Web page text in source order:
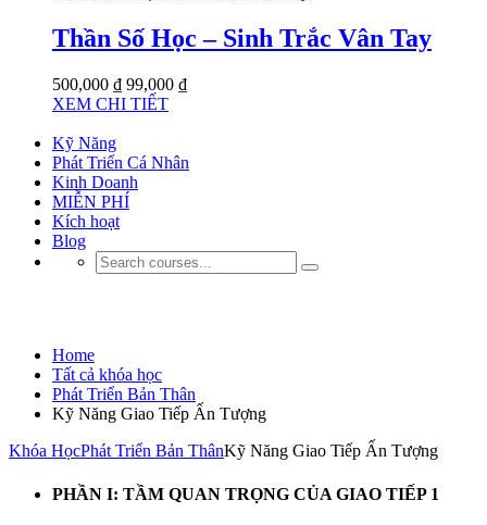
Thần Số Học – Sinh Trắc Vân Tay
500,000 ₫ 99,000 ₫
XEM CHI TIẾT
Kỹ Năng
Phát Triển Cá Nhân
Kinh Doanh
MIỄN PHÍ
Kích hoạt
Blog
Home
Tất cả khóa học
Phát Triển Bản Thân
Kỹ Năng Giao Tiếp Ấn Tượng
Khóa HọcPhát Triển Bản ThânKỹ Năng Giao Tiếp Ấn Tượng
PHẦN I: TẦM QUAN TRỌNG CỦA GIAO TIẾP 1